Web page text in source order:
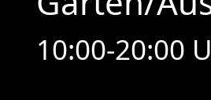
10:00-20:00